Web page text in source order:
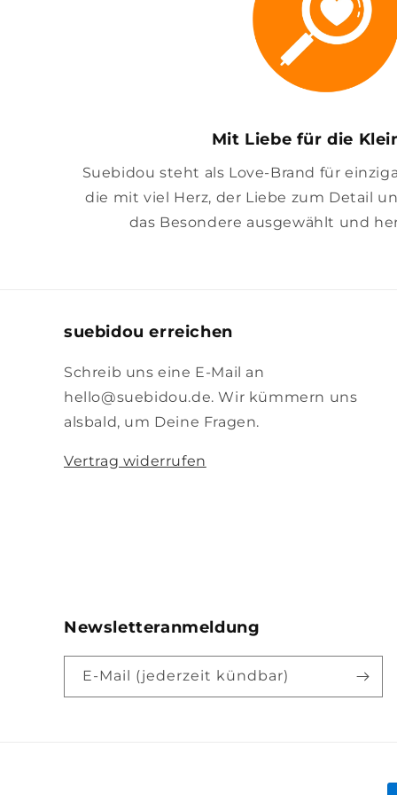
Mit Liebe für die
Suebidou steht als Love-Brand für
die mit viel Herz, der Liebe zum Detail
das Besondere ausgewählt und
suebidou erreichen
Schreib uns eine E-Mail an
hello@suebidou.de. Wir kümmern uns
alsbald, um Deine Fragen.
Vertrag widerrufen
Newsletteranmeldung
E-Mail (jederzeit kündbar)